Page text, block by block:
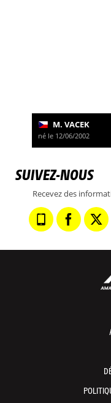
M. VACEK
né le 12/06/2002
SUIVEZ-NOUS
Recevez des